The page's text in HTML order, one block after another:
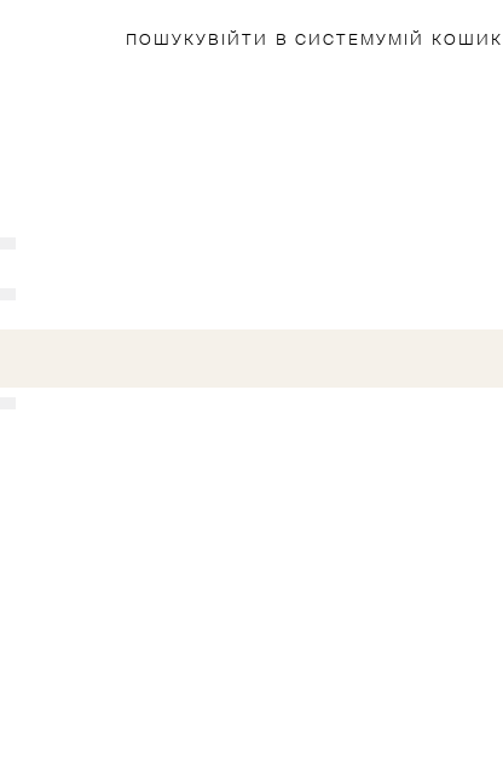
ПОШУКУВІЙТИ В СИСТЕМУ МІЙ КОШИК